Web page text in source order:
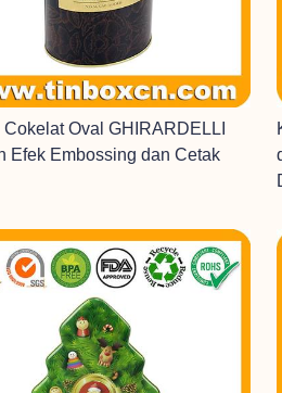
Cokelat Oval GHIRARDELLI
Efek Embossing dan Cetak